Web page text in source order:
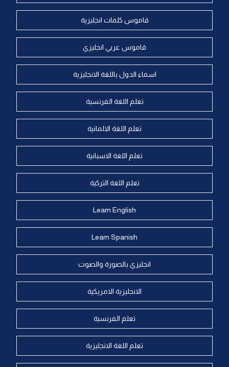
قاموس كلمات انجليزية
قاموس عربي انجليزي
اسماء الدول باللغة الانجليزية
تعلم اللغة الفرنسية
تعلم اللغة الالمانية
تعلم اللغة الاسبانية
تعلم اللغة التركية
Learn English
Learn Spanish
انجليزي بالصورة والصوت
الانجليزية الامريكية
تعلم الفرنسية
تعلم اللغة الانجليزية